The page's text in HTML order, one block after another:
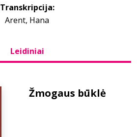
info@elvislab.lt
Transkripcija:
Arent, Hana
Leidiniai
Žmogaus būklė